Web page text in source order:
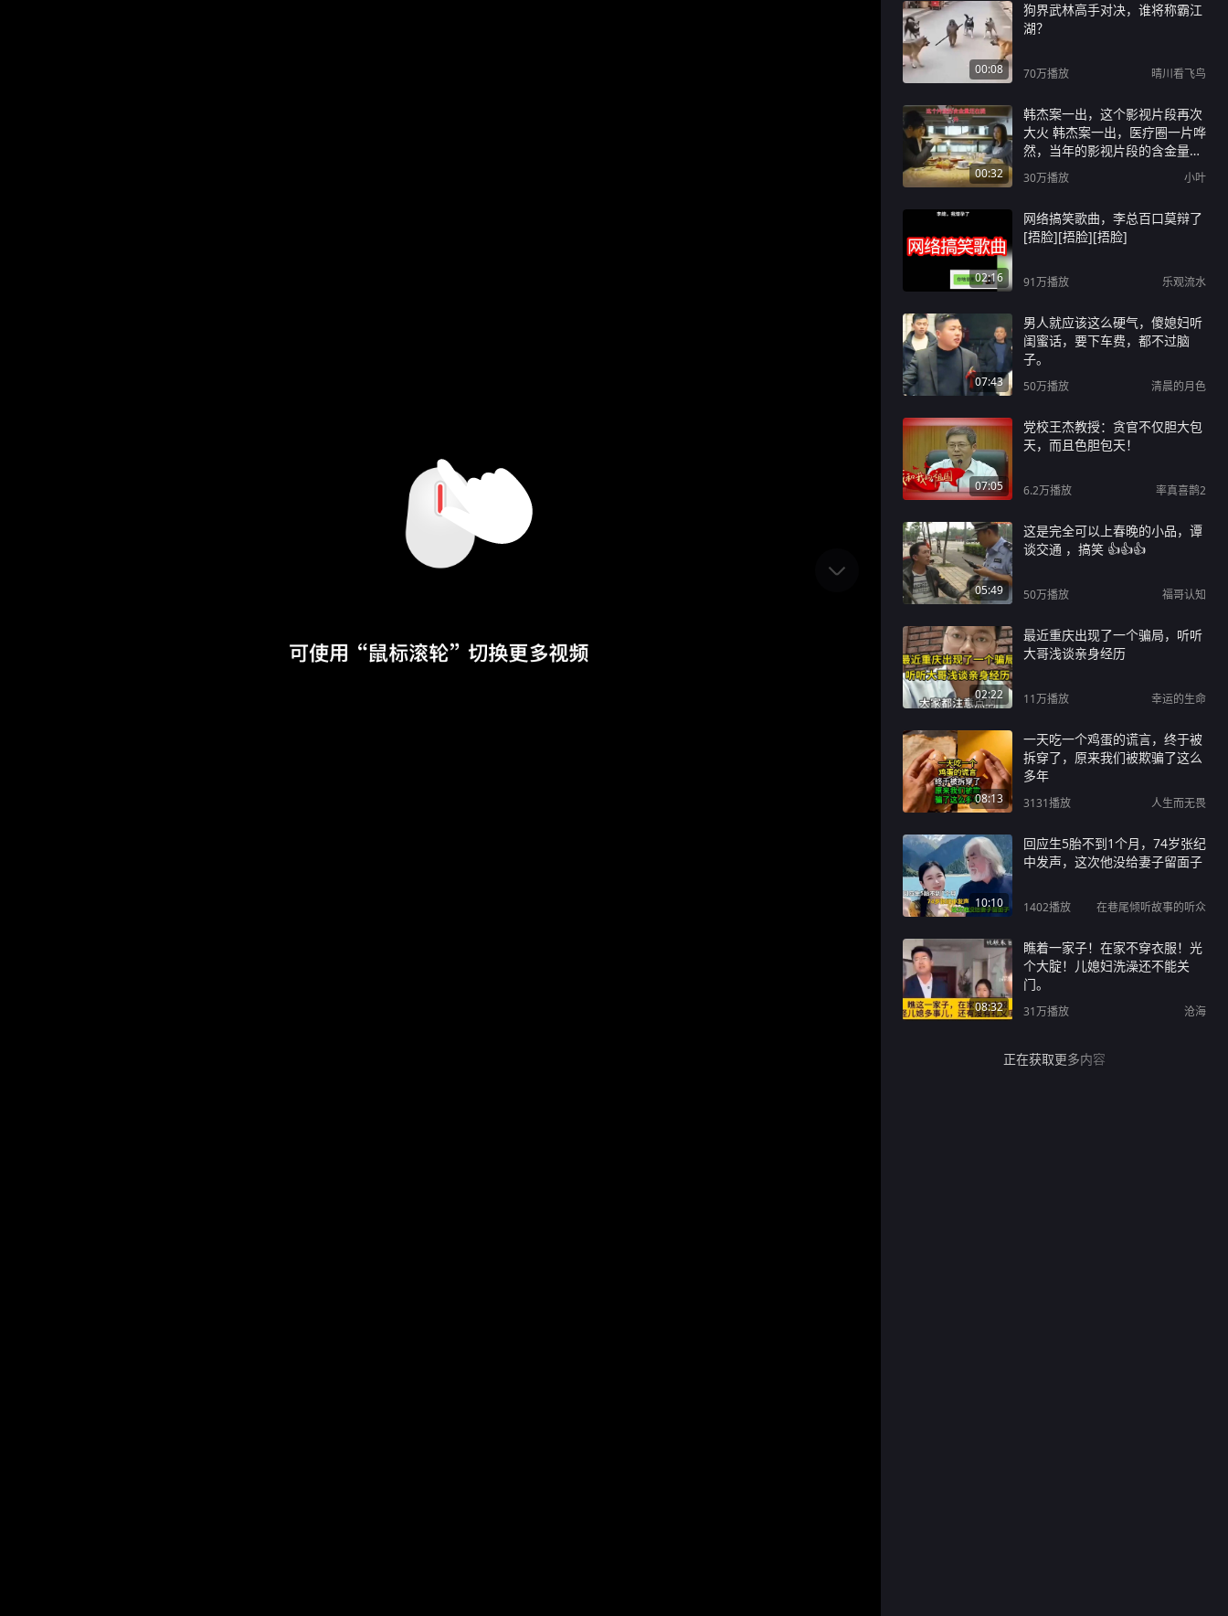
00:08
狗界武林高手对决，谁将称霸江
湖？
70万播放 晴川看飞鸟
00:32
韩杰案一出，这个影视片段再次
大火 韩杰案一出，医疗圈一片哗
然，当年的影视片段的含金量再
次提升#韩杰 #医生#防御性医疗
30万播放 小叶
02:16
网络搞笑歌曲，李总百口莫辩了
[捂脸][捂脸][捂脸]
91万播放 乐观流水
07:43
男人就应该这么硬气，傻媳妇听
闺蜜话，要下车费，都不过脑
子。
50万播放 清晨的月色
07:05
党校王杰教授：贪官不仅胆大包
天，而且色胆包天！
6.2万播放 率真喜鹊2
05:49
这是完全可以上春晚的小品，谭
谈交通 ，搞笑 👍👍👍
50万播放 福哥认知
02:22
最近重庆出现了一个骗局，听听
大哥浅谈亲身经历
11万播放 幸运的生命
08:13
一天吃一个鸡蛋的谎言，终于被
拆穿了，原来我们被欺骗了这么
多年
3131播放 人生而无畏
10:10
回应生5胎不到1个月，74岁张纪
中发声，这次他没给妻子留面子
1402播放 在巷尾倾听故事的听众
08:32
瞧着一家子！在家不穿衣服！光
个大腚！儿媳妇洗澡还不能关
门。
31万播放 沧海
正在获取更多内容